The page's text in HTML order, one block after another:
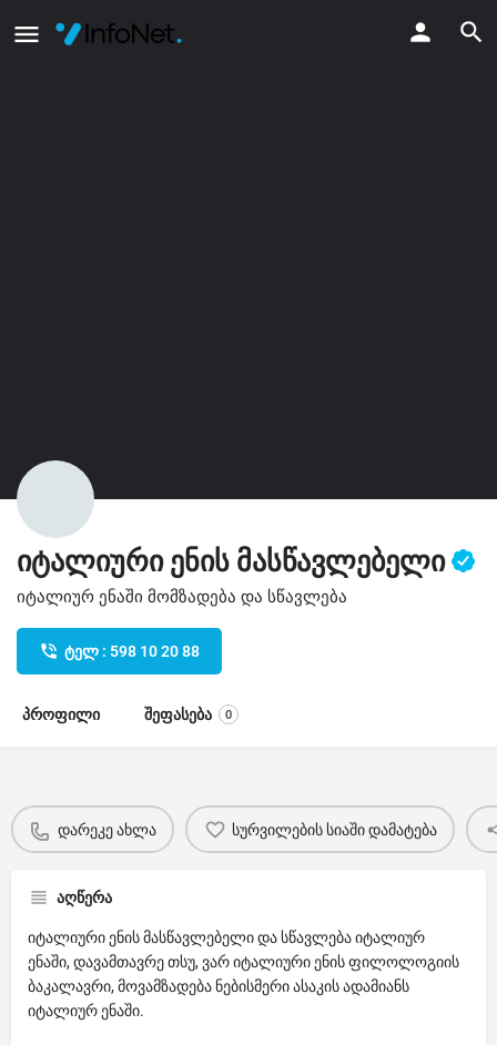
იტალიური ენის მასწავლებელი
იტალიურ ენაში მომზადება და სწავლება
ტელ : 598 10 20 88
პროფილი შეფასება 0
დარეკე ახლა სურვილების სიაში დამატება
აღწერა
იტალიური ენის მასწავლებელი და სწავლება იტალიურ
ენაში, დავამთავრე თსუ, ვარ იტალიური ენის ფილოლოგიის
ბაკალავრი, მოვამზადება ნებისმერი ასაკის ადამიანს
იტალიურ ენაში.